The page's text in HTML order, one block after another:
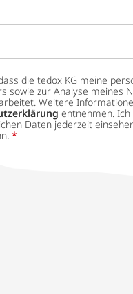
die tedox KG meine
sowie zur Analyse meines
Weitere
entnehmen.
Daten jederzeit
*